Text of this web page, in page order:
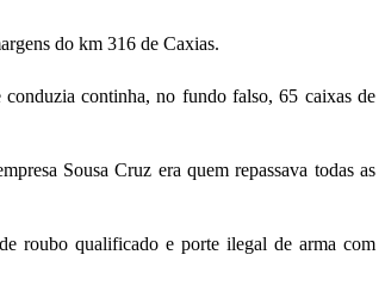
do km 316 de Caxias.
continha, no fundo falso, 65 caixas de
Sousa Cruz era quem repassava todas as
roubo qualificado e porte ilegal de arma com